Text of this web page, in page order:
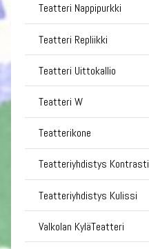
Teatteri Nappipurkki
Teatteri Repliikki
Teatteri Uittokallio
Teatteri W
Teatterikone
Teatteriyhdistys Kontrasti
Teatteriyhdistys Kulissi
Valkolan KyläTeatteri